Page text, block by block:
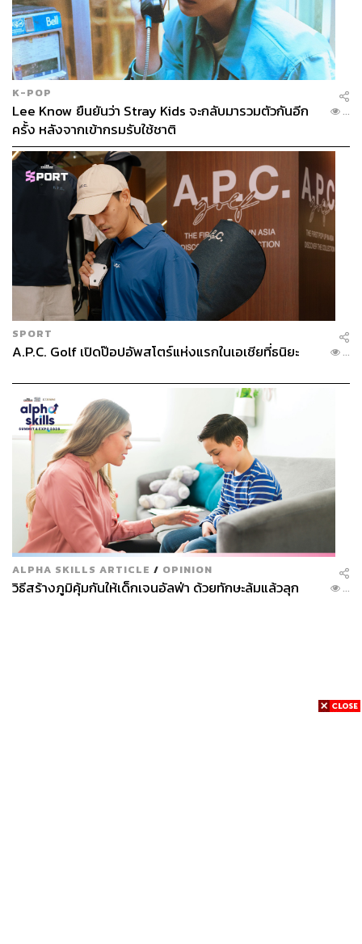
K-POP
Lee Know ยืนยันว่า Stray Kids จะกลับมารวมตัวกันอีก
ครั้ง หลังจากเข้ากรมรับใช้ชาติ
...
SPORT
A.P.C. Golf เปิดป๊อปอัพสโตร์แห่งแรกในเอเชียที่ธนิยะ ...
ALPHA SKILLS ARTICLE / OPINION
วิธีสร้างภูมิคุ้มกันให้เด็กเจนอัลฟ่า ด้วยทักษะล้มแล้วลุก ...